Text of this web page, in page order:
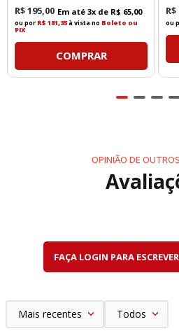
R$195,00 Em até 3x de R$ 65,00
ou por R$ 181,35à vista no Boleto ou
PIX
COMPRAR
R$
ou
OPINIÃO DE
FAÇA LOGIN PARA
Mais recentes Todos